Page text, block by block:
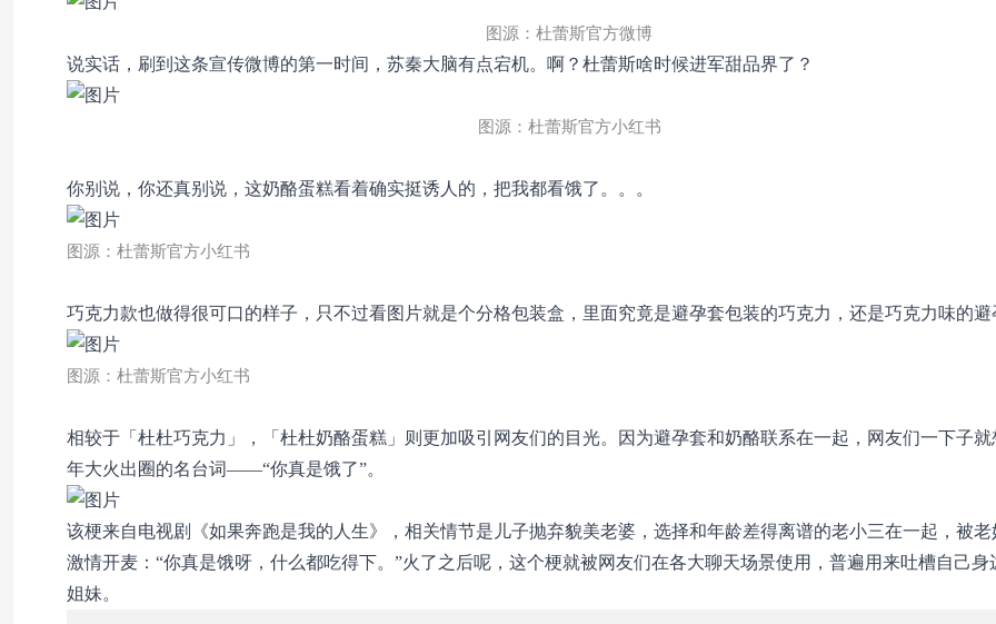
图源：杜蕾斯官方微博
说实话，刷到这条宣传微博的第一时间，苏秦大脑有点宕机。啊？杜蕾斯啥时候进军甜品界了？
图源：杜蕾斯官方小红书
你别说，你还真别说，这奶酪蛋糕看着确实挺诱人的，把我都看饿了。。。
图源：杜蕾斯官方小红书
巧克力款也做得很可口的样子，只不过看图片就是个分格包装盒，里面究竟是避孕套包装的巧克力，还是巧克力味的避
图源：杜蕾斯官方小红书
相较于「杜杜巧克力 」，
「杜杜奶酪蛋糕」则更加吸引网友们的目光。因为避孕套和奶酪联系在一起，网友们一下子
年大火出圈的名台词——“你真是饿了”。
该梗来自电视剧《如果奔跑是我的人生》，相关情节是儿子抛弃貌美老婆，选择和年龄差得离谱的老小三在一起，被老
激情开麦：“你真是饿呀，什么都吃得下。”火了之后呢，这个梗就被网友们在各大聊天场景使用，普遍用来吐槽自己身
姐妹。